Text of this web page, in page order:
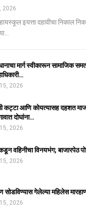
2026
इयत्ता दहावीचा निकाल
मार्ग स्वीकारून सामाजिक
2026
कट्टा आणि कोयत्यासह दहशत
दोघांना…
2026
वहिनीचा विनयभंग; बाजारपेठ
2026
सोडविण्यास गेलेल्या महिलेस
2026